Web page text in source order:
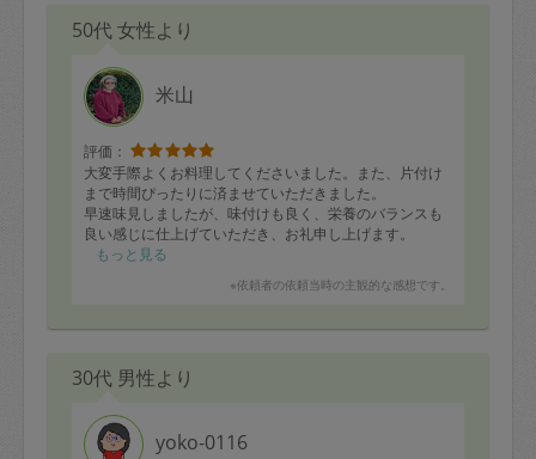
50代 女性より
米山
評価：
大変手際よくお料理してくださいました。また、片付け
まで時間ぴったりに済ませていただきました。
早速味見しましたが、味付けも良く、栄養のバランスも
良い感じに仕上げていただき、お礼申し上げます。
もっと見る
※依頼者の依頼当時の主観的な感想です。
30代 男性より
yoko-0116